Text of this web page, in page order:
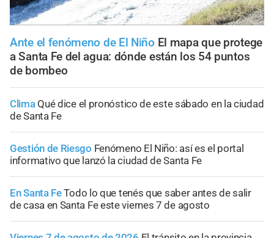
Ante el fenómeno de El Niño El mapa que protege
a Santa Fe del agua: dónde están los 54 puntos
de bombeo
Clima Qué dice el pronóstico de este sábado en la ciudad
de Santa Fe
Gestión de Riesgo Fenómeno El Niño: así es el portal
informativo que lanzó la ciudad de Santa Fe
En Santa FeTodo lo que tenés que saber antes de salir
de casa en Santa Fe este viernes 7 de agosto